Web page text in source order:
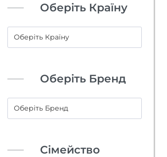
Оберіть Країну
Оберіть Бренд
Сімейство